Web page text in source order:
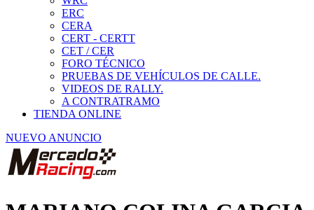
CERA
CERT - CERTT
CET / CER
FORO TÉCNICO
PRUEBAS DE VEHÍCULOS DE CALLE.
VIDEOS DE RALLY.
A CONTRATRAMO
TIENDA ONLINE
NUEVO ANUNCIO